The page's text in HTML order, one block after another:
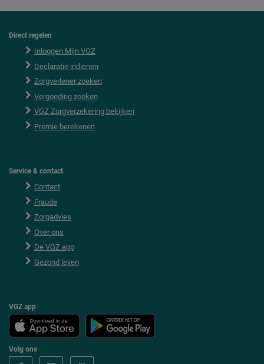
Direct regelen
Inloggen Mijn VGZ
Declaratie indienen
Zorgverlener zoeken
Vergoeding zoeken
VGZ Zorgverzekering bekijken
Premie berekenen
Service & contact
Contact
Fraude
Zorgadvies
Over ons
De VGZ app
Gezond leven
VGZ app
Volg ons